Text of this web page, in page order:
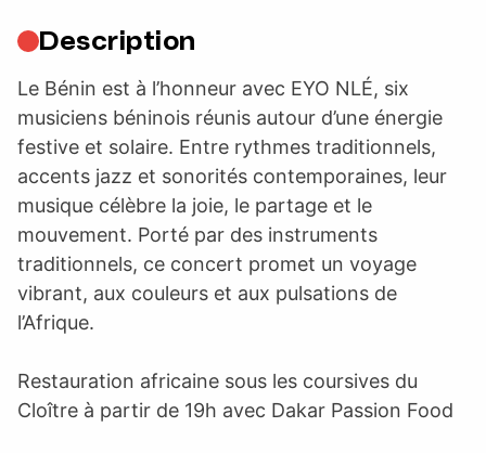
Description
Le Bénin est à l’honneur avec EYO NLÉ, six
musiciens béninois réunis autour d’une énergie
festive et solaire. Entre rythmes traditionnels,
accents jazz et sonorités contemporaines, leur
musique célèbre la joie, le partage et le
mouvement. Porté par des instruments
traditionnels, ce concert promet un voyage
vibrant, aux couleurs et aux pulsations de
l’Afrique.
Restauration africaine sous les coursives du
Cloître à partir de 19h avec Dakar Passion Food